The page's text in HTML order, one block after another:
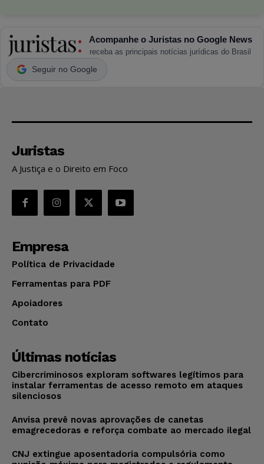
Acompanhe o Juristas no Google News
receba as principais notícias jurídicas do Brasil
Seguir no Google
Juristas
A Justiça e o Direito em Foco
Empresa
Política de Privacidade
Ferramentas para PDF
Apoiadores
Contato
Últimas notícias
Cibercriminosos exploram softwares legítimos para
instalar ferramentas de acesso remoto em ataques
silenciosos
Anvisa prevê novas aprovações de canetas
emagrecedoras e reforça combate ao mercado ilegal
CNJ extingue aposentadoria compulsória como